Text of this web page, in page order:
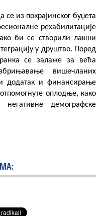
се из покрајинског буџета
рехабилитације
би се створили лакши
у друштво. Поред
се залаже за већа
вишечланих
додатак и финансирање
оплодње, како
демографске